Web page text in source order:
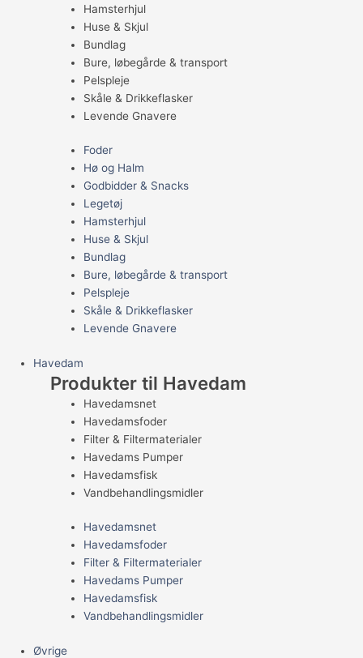
Hamsterhjul
Huse & Skjul
Bundlag
Bure, løbegårde & transport
Pelspleje
Skåle & Drikkeflasker
Levende Gnavere
Foder
Hø og Halm
Godbidder & Snacks
Legetøj
Hamsterhjul
Huse & Skjul
Bundlag
Bure, løbegårde & transport
Pelspleje
Skåle & Drikkeflasker
Levende Gnavere
Havedam
Produkter til Havedam
Havedamsnet
Havedamsfoder
Filter & Filtermaterialer
Havedams Pumper
Havedamsfisk
Vandbehandlingsmidler
Havedamsnet
Havedamsfoder
Filter & Filtermaterialer
Havedams Pumper
Havedamsfisk
Vandbehandlingsmidler
Øvrige